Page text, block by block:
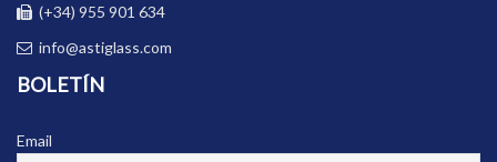
(+34) 955 901 634
info@astiglass.com
BOLETÍN
Email